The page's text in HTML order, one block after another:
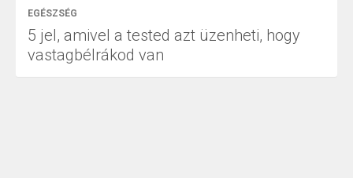
EGÉSZSÉG
5 jel, amivel a tested azt üzenheti, hogy
vastagbélrákod van